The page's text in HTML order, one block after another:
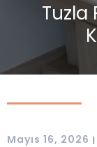
Tuzla
Mayıs 16, 2026 |